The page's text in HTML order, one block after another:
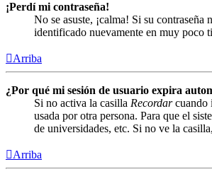
¡Perdí mi contraseña!
No se asuste, ¡calma! Si su
identificado nuevamente en muy poco
Arriba
¿Por qué mi sesión de usuario expira
Si no activa la casilla Recordarcuando
usada por otra persona. Para que el
de universidades, etc. Si no ve la
Arriba